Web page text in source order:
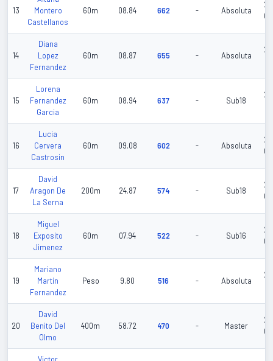
13
Montero
Castellanos
60m 08.84 662 - Absoluta
14
Diana
Lopez
Fernandez
60m 08.87 655 - Absoluta
15
Lorena
Fernandez
Garcia
60m 08.94 637 - Sub18
16
Lucia
Cervera
Castrosin
60m 09.08 602 - Absoluta
17
David
Aragon De
La Serna
200m 24.87 574 - Sub18
18
Miguel
Exposito
Jimenez
60m 07.94 522 - Sub16
19
Mariano
Martin
Fernandez
Peso 9.80 516 - Absoluta
20
David
Benito Del
Olmo
400m 58.72 470 - Master